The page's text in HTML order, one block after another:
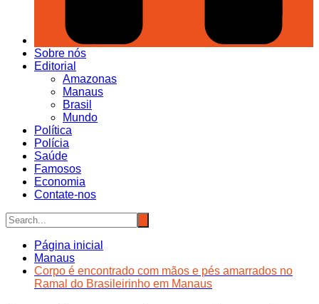
Sobre nós
Editorial
Amazonas
Manaus
Brasil
Mundo
Política
Polícia
Saúde
Famosos
Economia
Contate-nos
Página inicial
Manaus
Corpo é encontrado com mãos e pés amarrados no
Ramal do Brasileirinho em Manaus